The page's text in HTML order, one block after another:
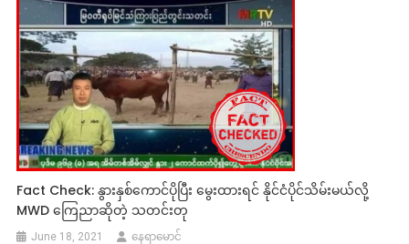
Fact Check: နွားနှစ်ကောင်ပိုပြီး မွေးထားရင် နိုင်ငံပိုင်သိမ်းမယ်လို့
MWD ကြေညာဆိုတဲ့ သတင်းတု
June 18, 2021 နေရာမောင်